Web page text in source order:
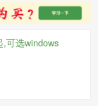
可选windows